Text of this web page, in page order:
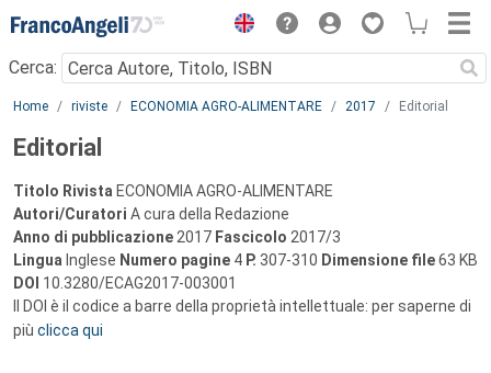
Menu
Cerca:
Main content
Home riviste ECONOMIA AGRO-ALIMENTARE 2017 Editorial
Editorial
Titolo Rivista ECONOMIA AGRO-ALIMENTARE
Autori/Curatori A cura della Redazione
Anno di pubblicazione 2017 Fascicolo 2017/3
Lingua Inglese Numero pagine 4 P. 307-310 Dimensione file63 KB
DOI 10.3280/ECAG2017-003001
Il DOI è il codice a barre della proprietà intellettuale: per saperne di
più clicca qui